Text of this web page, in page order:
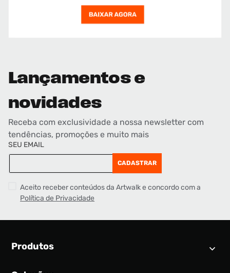
Lançamentos e
novidades
Receba com exclusividade a nossa newsletter com
tendências, promoções e muito mais
SEU EMAIL
CADASTRAR
Aceito receber conteúdos da Artwalk e concordo com a
Política de Privacidade
Produtos